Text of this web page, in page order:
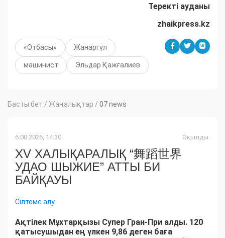
Теректі ауданы
zhaikpress.kz
«Отбасы» Жанаргүл
машинист Эльдар Қажғалиев
Басты бет / Жаңалықтар / 07 news
6.08.2026, 14:30 Оқылды:
XV ХАЛЫҚАРАЛЫҚ “舞蹈世界
УДАО ШЫЖИЕ” АТТЫ БИ
БАЙҚАУЫ
Сілтеме алу
Ақтілек Мұхтарқызы Супер Гран-При алды. 120
қатысушыдан ең үлкен 9,86 деген баға